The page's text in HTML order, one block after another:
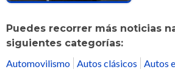
Puedes recorrer más noticias
siguientes categorías:
Automovilismo
Autos clásicos
Autos